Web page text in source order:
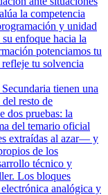
la competencia
y unidad
enfoque hacia la
potenciamos tu
tu solvencia
tienen una
resto de
dos pruebas: la
del temario oficial
extraídas al azar— y
de los
técnico y
Los bloques
analógica y